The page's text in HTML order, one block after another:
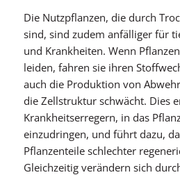
Die Nutzpflanzen, die durch
sind, sind zudem anfälliger für
und Krankheiten. Wenn
leiden, fahren sie ihren
auch die Produktion von
die Zellstruktur schwächt. Dies
Krankheitserregern, in das
einzudringen, und führt dazu,
Pflanzenteile schlechter
Gleichzeitig verändern sich